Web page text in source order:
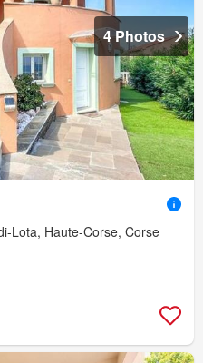
4 Photos
Lota, Haute-Corse, Corse